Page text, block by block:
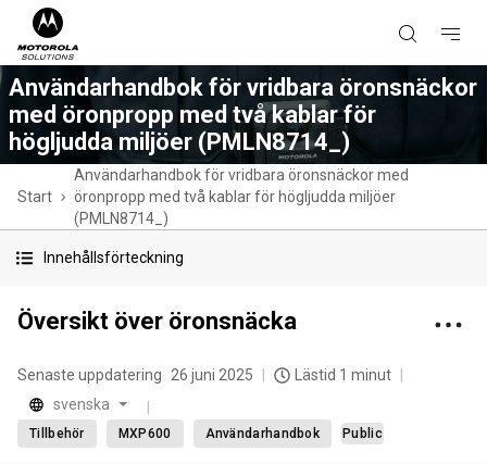
Användarhandbok för vridbara öronsnäckor
med öronpropp med två kablar för
högljudda miljöer (PMLN8714_)
Start
Användarhandbok för vridbara öronsnäckor med
öronpropp med två kablar för högljudda miljöer
(PMLN8714_)
Innehållsförteckning
Översikt över öronsnäcka
Senaste uppdatering 26 juni 2025
Lästid 1 minut
svenska
Tillbehör MXP600 Användarhandbok Public